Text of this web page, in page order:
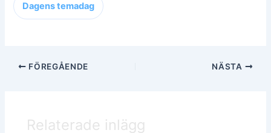
Dagens temadag
FÖREGÅENDE NÄSTA
Relaterade inlägg